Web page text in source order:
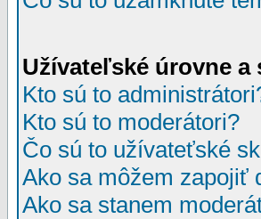
Užívateľské úrovne a
Kto sú to
Kto sú to moderátori?
Čo sú to užívateťské
Ako sa môžem zapojiť
Ako sa stanem